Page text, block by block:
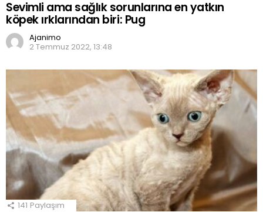
Sevimli ama sağlık sorunlarına en yatkın
köpek ırklarından biri: Pug
Ajanimo
2 Temmuz 2022, 13:48
141 Paylaşım